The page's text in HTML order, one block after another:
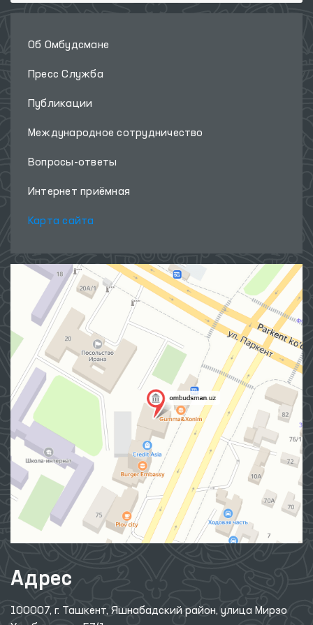
Об Омбудсмане
Пресс Служба
Публикации
Международное сотрудничество
Вопросы-ответы
Интернет приёмная
Карта сайта
Адрес
100007, г. Ташкент, Яшнабадский район, улица Мирзо